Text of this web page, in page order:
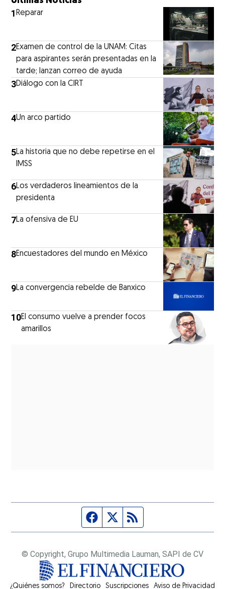
1Reparar
2Examen de control de la UNAM: Citas
para aspirantes serán presentadas en la
tarde; lanzan correo de ayuda
3Diálogo con la CIRT
4Un arco partido
5La historia que no debe repetirse en el
IMSS
6Los verdaderos lineamientos de la
presidenta
7La ofensiva de EU
8Encuestadores del mundo en México
9La convergencia rebelde de Banxico
10El consumo vuelve a prender focos
amarillos
Página de Facebook
Fuente Twitter
© Copyright, Grupo Multimedia Lauman, SAPI de CV
¿Quiénes somos? Directorio Suscripciones Opens in new window
Aviso de Privacidad